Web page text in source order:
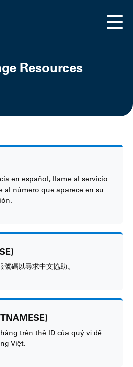
Resources
en español, llame al servicio
al número que aparece en su
碼以尋求中文協助。
trên thẻ ID của quý vị để
Việt.